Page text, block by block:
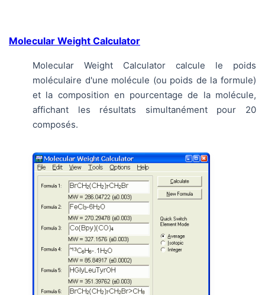
Molecular Weight Calculator
Molecular Weight Calculator calcule le poids
moléculaire d'une molécule (ou poids de la formule)
et la composition en pourcentage de la molécule,
affichant les résultats simultanément pour 20
composés.